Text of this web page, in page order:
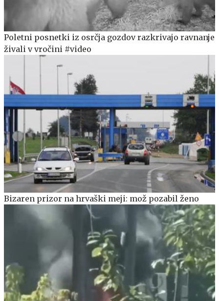
Poletni posnetki iz osrčja gozdov razkrivajo ravnanje
živali v vročini #video
Bizaren prizor na hrvaški meji: mož pozabil ženo